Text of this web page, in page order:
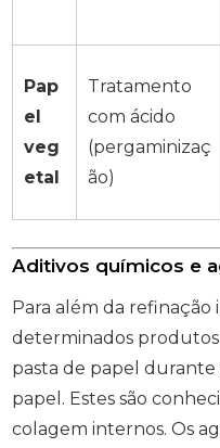
Pap
el
veg
etal
Tratamento
com ácido
(pergaminizaç
ão)
Aditivos químicos e
Para além da refinação
determinados
pasta de papel durante
papel. Estes são
colagem internos. Os